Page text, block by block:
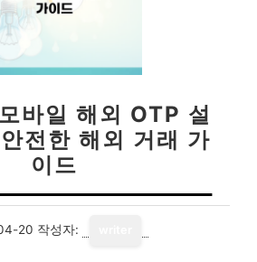
바일 해외 OTP 설
전한 해외 거래 가
이드
20 작성자: